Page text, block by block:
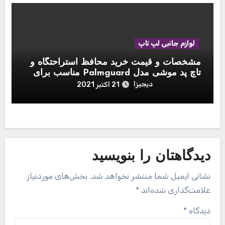
لوازم جانبی لپ تاپ
مشخصات و قیمت خرید محافظ استراحتگاه و
تاچ پد موشی مدل Palmguard مناسب برای
دیجیزا 21 اکتبر 2021
دیدگاهتان را بنویسید
نشانی ایمیل شما منتشر نخواهد شد. بخش‌های موردنیاز
علامت‌گذاری شده‌اند *
دیدگاه *